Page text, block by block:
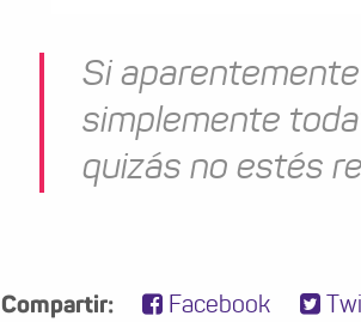
Si
simplemente
quizás no estés
Compartir: Facebook